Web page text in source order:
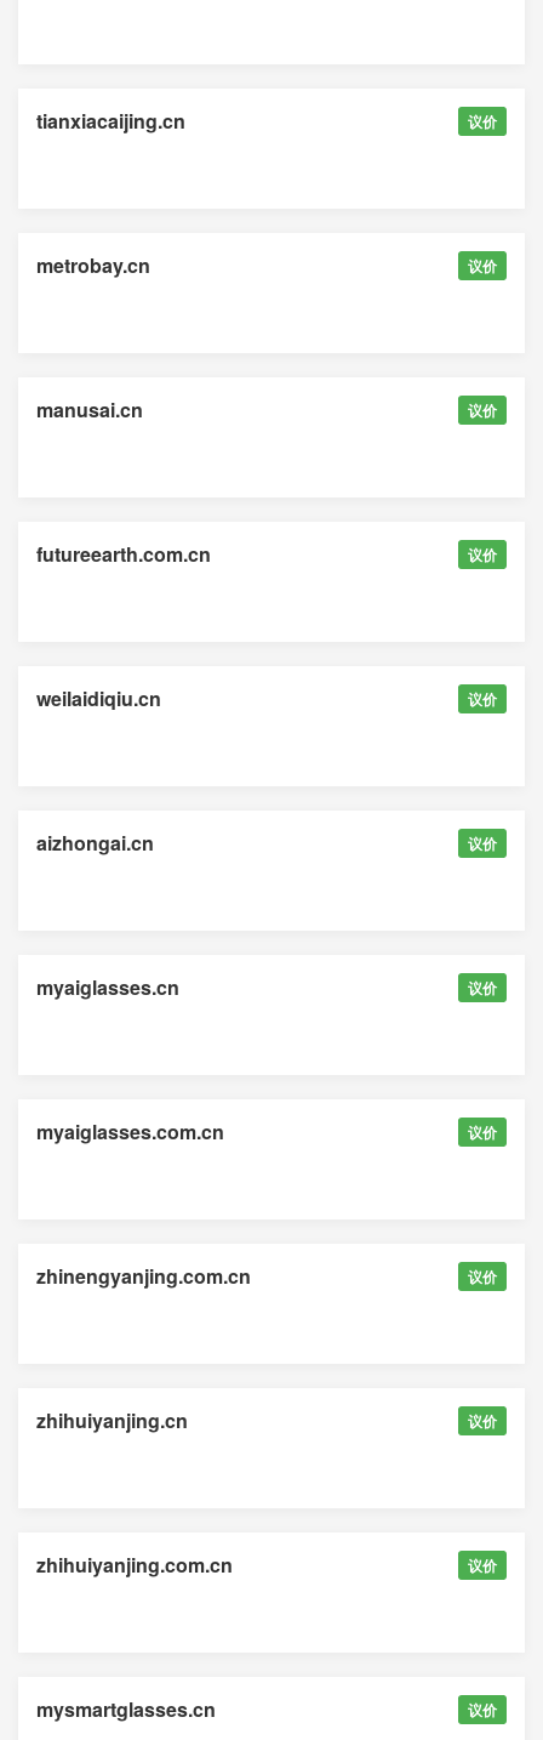
tianxiacaijing.cn 议价
metrobay.cn 议价
manusai.cn 议价
futureearth.com.cn 议价
weilaidiqiu.cn 议价
aizhongai.cn 议价
myaiglasses.cn 议价
myaiglasses.com.cn 议价
zhinengyanjing.com.cn 议价
zhihuiyanjing.cn 议价
zhihuiyanjing.com.cn 议价
mysmartglasses.cn 议价